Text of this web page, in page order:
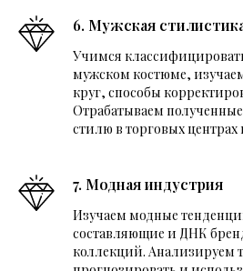
6. Мужская
Учимся
мужском костюме,
круг, способы
Отрабатываем
стилю в торговых
7. Модная индустрия
Изучаем модные
составляющие и ДНК
коллекций. Анализируем